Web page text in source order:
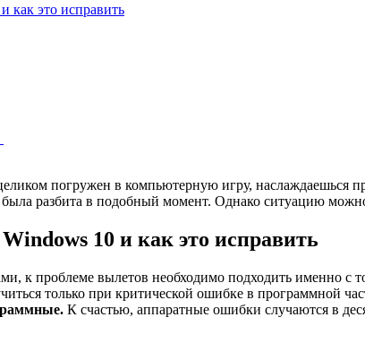
как это исправить
погружен в компьютерную игру,
разбита в подобный момент. Однако ситуацию
10 и как это исправить
к проблеме вылетов необходимо подходить именно с
только при критической ошибке в программной
К счастью, аппаратные ошибки случаются в